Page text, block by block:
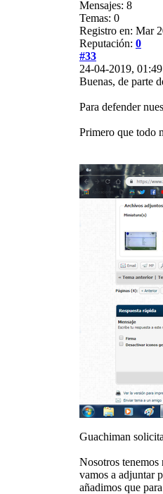
Mensajes: 8
Temas: 0
Registro en: Mar
Reputación: 0
#33
24-04-2019,
Buenas, de parte
Para defender
Primero que todo
Guachiman
Nosotros tenemos
vamos a adjuntar
añadimos que